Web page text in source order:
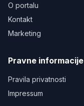
O portalu
Kontakt
Marketing
Pravne informacije
Pravila privatnosti
Impressum